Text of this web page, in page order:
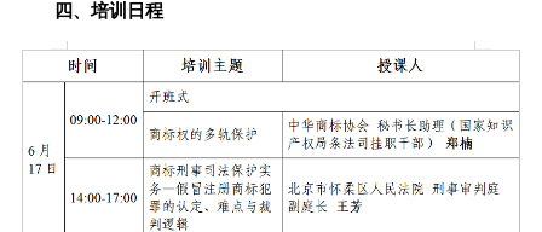
四、培训日程